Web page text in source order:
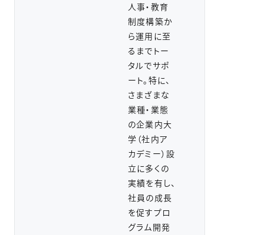
人事・教育
制度構築か
ら運用に至
るまでトー
タルでサポ
ート。特に、
さまざまな
業種・業態
の企業内大
学（社内ア
カデミー）設
立に多くの
実績を有し、
社員の成長
を促すプロ
グラム開発